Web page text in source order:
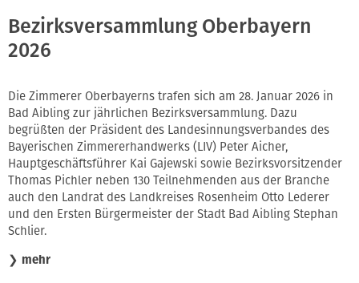
Bezirksversammlung Oberbayern
2026
Die Zimmerer Oberbayerns trafen sich am 28. Januar 2026 in
Bad Aibling zur jährlichen Bezirksversammlung. Dazu
begrüßten der Präsident des Landesinnungsverbandes des
Bayerischen Zimmererhandwerks (LIV) Peter Aicher,
Hauptgeschäftsführer Kai Gajewski sowie Bezirksvorsitzender
Thomas Pichler neben 130 Teilnehmenden aus der Branche
auch den Landrat des Landkreises Rosenheim Otto Lederer
und den Ersten Bürgermeister der Stadt Bad Aibling Stephan
Schlier.
❯ mehr